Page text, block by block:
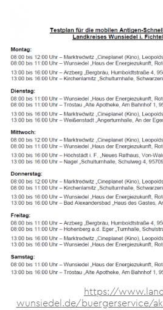
https://
wunsiedel.de/buergerservice/